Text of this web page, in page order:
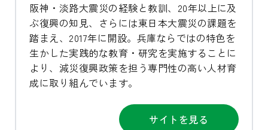
阪神・淡路大震災の経験と教訓、20年以上に及
ぶ復興の知見、さらには東日本大震災の課題を
踏まえ、2017年に開設。兵庫ならではの特色を
生かした実践的な教育・研究を実施することに
より、減災復興政策を担う専門性の高い人材育
成に取り組んでいます。
サイトを見る